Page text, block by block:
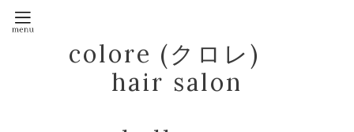
colore (クロレ)
hair salon